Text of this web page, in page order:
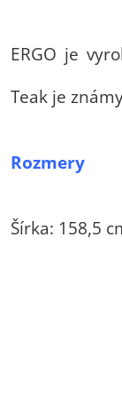
ERGO je
Teak je
Rozmery
Šírka: 158,5